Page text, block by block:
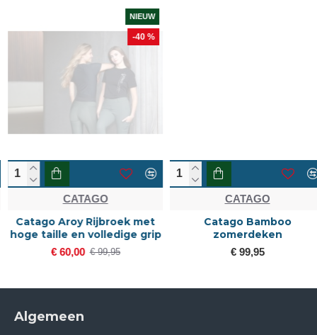
NIEUW
-40 %
CATAGO
Catago Aroy Rijbroek met
hoge taille en volledige grip
€ 60,00 € 99,95
CATAGO
Catago Bamboo
zomerdeken
€ 99,95
Algemeen